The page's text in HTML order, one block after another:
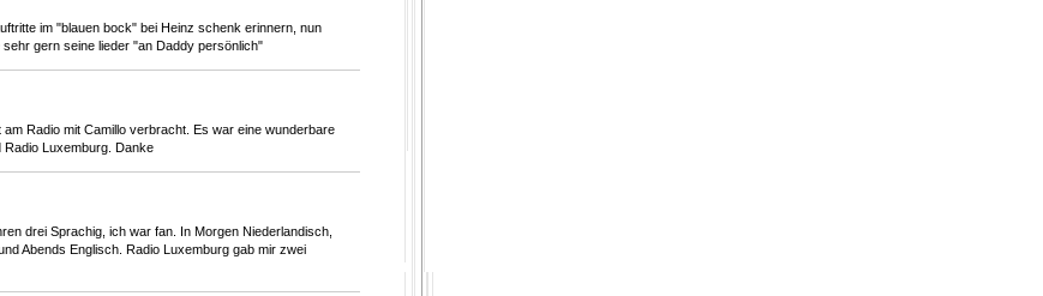
im "blauen bock" bei Heinz schenk erinnern, nun
gern seine lieder "an Daddy persönlich"
am Radio mit Camillo verbracht. Es war eine wunderbare
Radio Luxemburg. Danke
drei Sprachig, ich war fan. In Morgen Niederlandisch,
Abends Englisch. Radio Luxemburg gab mir zwei